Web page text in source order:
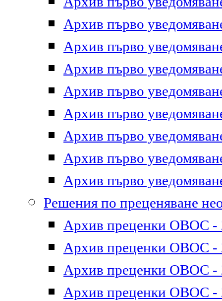
Архив първо
Архив първо
Архив първо
Архив първо
Архив първо
Архив първо
Архив първо
Архив първо
Решения по преценяване
Архив преценки ОВОС -
Архив преценки ОВОС -
Архив преценки ОВОС -
Архив преценки ОВОС -